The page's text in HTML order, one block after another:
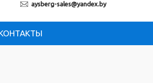
aysberg-sales@yandex.by